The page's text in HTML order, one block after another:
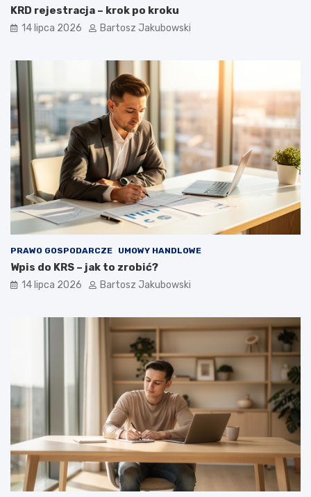
KRD rejestracja – krok po kroku
14 lipca 2026 Bartosz Jakubowski
PRAWO GOSPODARCZE UMOWY HANDLOWE
Wpis do KRS – jak to zrobić?
14 lipca 2026 Bartosz Jakubowski